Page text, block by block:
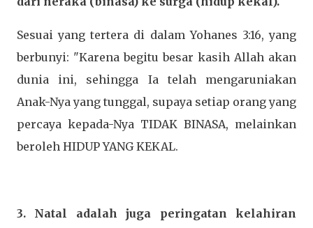
Sesuai yang tertera di dalam Yohanes 3:16, yang
berbunyi: "Karena begitu besar kasih Allah akan
dunia ini, sehingga Ia telah mengaruniakan
Anak-Nya yang tunggal, supaya setiap orang yang
percaya kepada-Nya TIDAK BINASA, melainkan
beroleh HIDUP YANG KEKAL.
3. Natal adalah juga peringatan kelahiran